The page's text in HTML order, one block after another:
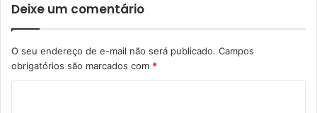
Deixe um comentário
O seu endereço de e-mail não será publicado. Campos
obrigatórios são marcados com *